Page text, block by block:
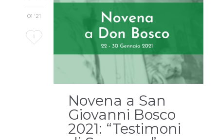
01 '21
Love
1
Novena a San
Giovanni Bosco
2021: “Testimoni